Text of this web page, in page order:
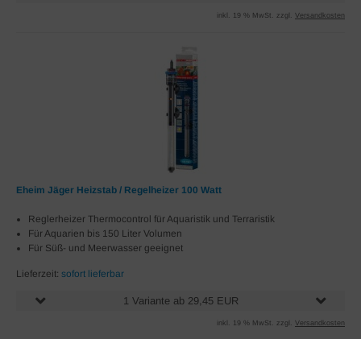
inkl. 19 % MwSt. zzgl. Versandkosten
Eheim Jäger Heizstab / Regelheizer 100 Watt
Reglerheizer Thermocontrol für Aquaristik und Terraristik
Für Aquarien bis 150 Liter Volumen
Für Süß- und Meerwasser geeignet
Lieferzeit: sofort lieferbar
1 Variante ab 29,45 EUR
inkl. 19 % MwSt. zzgl. Versandkosten